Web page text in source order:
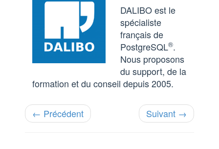
DALIBO est le
spécialiste
français de
PostgreSQL®.
Nous proposons
du support, de la
formation et du conseil depuis 2005.
← Précédent Suivant →